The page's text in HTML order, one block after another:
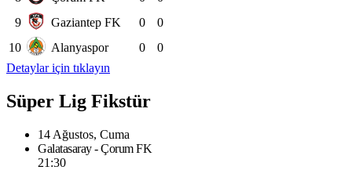
9
Gaziantep FK 0
0
10
Alanyaspor 0
0
Detaylar için tıklayın
Süper Lig Fikstür
14 Ağustos, Cuma
Galatasaray - Çorum FK
21:30